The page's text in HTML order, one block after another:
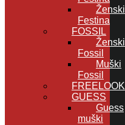
Ženski
Festina
FOSSIL
Ženski
Fossil
Muški
Fossil
FREELOOK
GUESS
Guess
muški